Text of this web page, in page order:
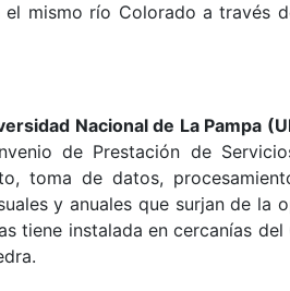
mismo río Colorado a través
Nacional de La Pampa
de Prestación de
toma de datos,
y anuales que surjan de la
tiene instalada en cercanías del